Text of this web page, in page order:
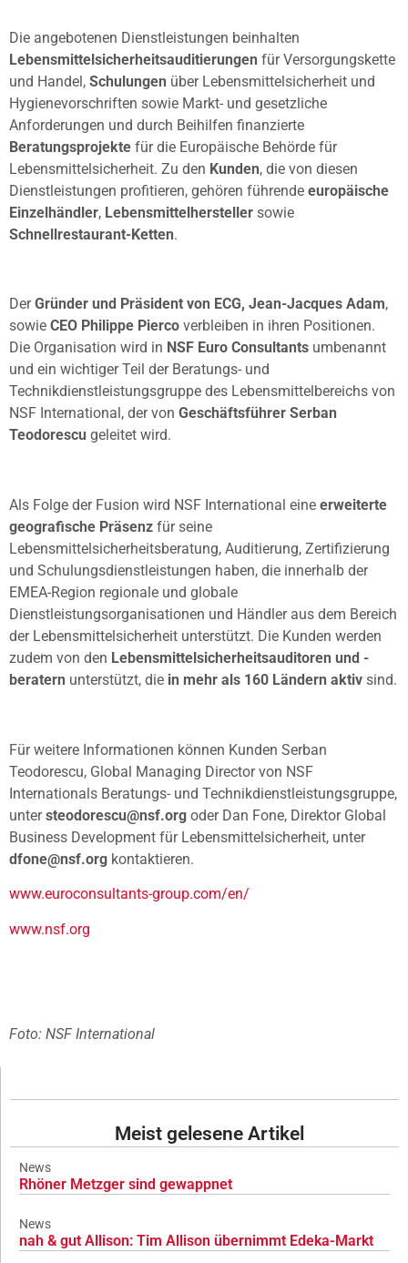
Die angebotenen Dienstleistungen beinhalten
Lebensmittelsicherheitsauditierungen für Versorgungskette
und Handel, Schulungen über Lebensmittelsicherheit und
Hygienevorschriften sowie Markt- und gesetzliche
Anforderungen und durch Beihilfen finanzierte
Beratungsprojekte für die Europäische Behörde für
Lebensmittelsicherheit. Zu den Kunden, die von diesen
Dienstleistungen profitieren, gehören führende europäische
Einzelhändler, Lebensmittelhersteller sowie
Schnellrestaurant-Ketten.
DerGründer und Präsident von ECG, Jean-Jacques Adam,
sowie CEO Philippe Pierco verbleiben in ihren Positionen.
Die Organisation wird in NSF Euro Consultants umbenannt
und ein wichtiger Teil der Beratungs- und
Technikdienstleistungsgruppe des Lebensmittelbereichs von
NSF International, der von Geschäftsführer Serban
Teodorescu geleitet wird.
Als Folge der Fusion wird NSF International eine erweiterte
geografische Präsenz für seine
Lebensmittelsicherheitsberatung, Auditierung, Zertifizierung
und Schulungsdienstleistungen haben, die innerhalb der
EMEA-Region regionale und globale
Dienstleistungsorganisationen und Händler aus dem Bereich
der Lebensmittelsicherheit unterstützt. Die Kunden werden
zudem von den Lebensmittelsicherheitsauditoren und -
beratern unterstützt, die in mehr als 160 Ländern aktiv sind.
Für weitere Informationen können Kunden Serban
Teodorescu, Global Managing Director von NSF
Internationals Beratungs- und Technikdienstleistungsgruppe,
untersteodorescu@nsf.org oder Dan Fone, Direktor Global
Business Development für Lebensmittelsicherheit, unter
dfone@nsf.org kontaktieren.
www.euroconsultants-group.com/en/
www.nsf.org
Foto: NSF International
Meist gelesene Artikel
News
Rhöner Metzger sind gewappnet
News
nah & gut Allison: Tim Allison übernimmt Edeka-Markt